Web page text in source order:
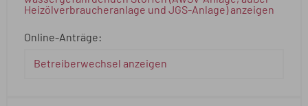
Heizölverbraucheranlage und JGS-Anlage) anzeigen
Online-Anträge:
Betreiberwechsel anzeigen